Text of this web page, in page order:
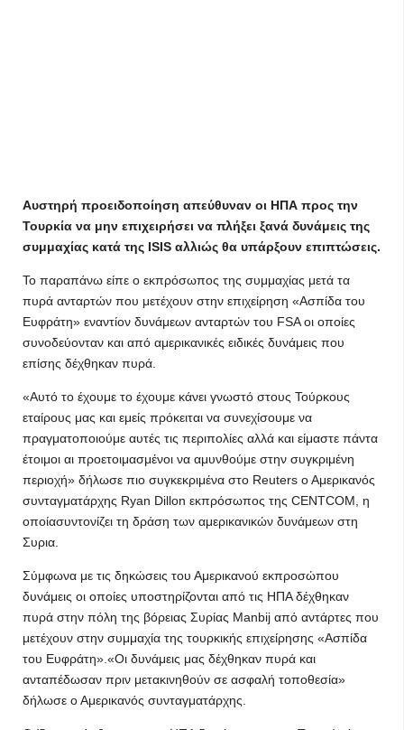
Αυστηρή προειδοποίηση απεύθυναν οι ΗΠΑ προς την
Τουρκία να μην επιχειρήσει να πλήξει ξανά δυνάμεις της
συμμαχίας κατά της ISIS αλλιώς θα υπάρξουν επιπτώσεις.
Το παραπάνω είπε ο εκπρόσωπος της συμμαχίας μετά τα
πυρά ανταρτών που μετέχουν στην επιχείρηση «Ασπίδα του
Ευφράτη» εναντίον δυνάμεων ανταρτών του FSA οι οποίες
συνοδεύονταν και από αμερικανικές ειδικές δυνάμεις που
επίσης δέχθηκαν πυρά.
«Αυτό το έχουμε το έχουμε κάνει γνωστό στους Τούρκους
εταίρους μας και εμείς πρόκειται να συνεχίσουμε να
πραγματοποιούμε αυτές τις περιπολίες αλλά και είμαστε πάντα
έτοιμοι αι προετοιμασμένοι να αμυνθούμε στην συγκριμένη
περιοχή» δήλωσε πιο συγκεκριμένα στο Reuters ο Αμερικανός
συνταγματάρχης Ryan Dillon εκπρόσωπος της CENTCOM, η
οποίασυντονίζει τη δράση των αμερικανικών δυνάμεων στη
Συρια.
Σύμφωνα με τις δηκώσεις του Αμερικανού εκπροσώπου
δυνάμεις οι οποίες υποστηρίζονται από τις ΗΠΑ δέχθηκαν
πυρά στην πόλη της βόρειας Συρίας Manbij από αντάρτες που
μετέχουν στην συμμαχία της τουρκικής επιχείρησης «Ασπίδα
του Ευφράτη».«Οι δυνάμεις μας δέχθηκαν πυρά και
ανταπέδωσαν πριν μετακινηθούν σε ασφαλή τοποθεσία»
δήλωσε ο Αμερικανός συνταγματάρχης.